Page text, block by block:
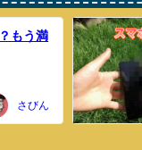
もう満
さびん